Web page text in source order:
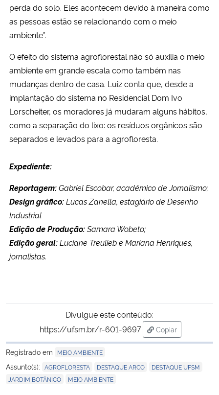
perda do solo. Eles acontecem devido à maneira como
as pessoas estão se relacionando com o meio
ambiente”.
O efeito do sistema agroflorestal não só auxilia o meio
ambiente em grande escala como também nas
mudanças dentro de casa. Luiz conta que, desde a
implantação do sistema no Residencial Dom Ivo
Lorscheiter, os moradores já mudaram alguns hábitos,
como a separação do lixo: os resíduos orgânicos são
separados e levados para a agrofloresta.
Expediente:
Reportagem:Gabriel Escobar, acadêmico de Jornalismo;
Design gráfico:Lucas Zanella, estagiário de Desenho
Industrial
Edição de Produção:Samara Wobeto;
Edição geral:Luciane Treulieb e Mariana Henriques,
jornalistas.
Divulgue este conteúdo:
https://ufsm.br/r-601-9697
Copiar
para área de
Registrado em
MEIO AMBIENTE
Assunto(s): AGROFLORESTA DESTAQUE ARCO DESTAQUE UFSM
JARDIM BOTÂNICO MEIO AMBIENTE